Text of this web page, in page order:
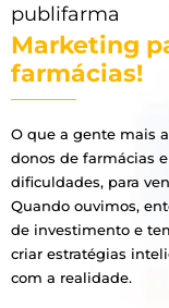
publifarma
Marketing
farmácias!
O que a gente mais
donos de farmácias
dificuldades, para
Quando ouvimos,
de investimento e
criar estratégias
com a realidade.